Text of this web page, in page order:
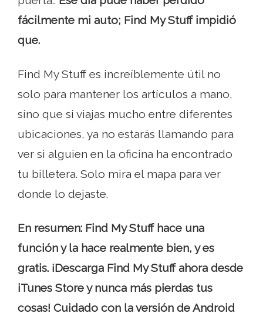
fácilmente mi auto; Find My Stuff impidió
que.
Find My Stuff es increíblemente útil no
solo para mantener los artículos a mano,
sino que si viajas mucho entre diferentes
ubicaciones, ya no estarás llamando para
ver si alguien en la oficina ha encontrado
tu billetera. Solo mira el mapa para ver
donde lo dejaste.
En resumen: Find My Stuff hace una
función y la hace realmente bien, y es
gratis. ¡Descarga Find My Stuff ahora desde
iTunes Store y nunca más pierdas tus
cosas! Cuidado con la versión de Android